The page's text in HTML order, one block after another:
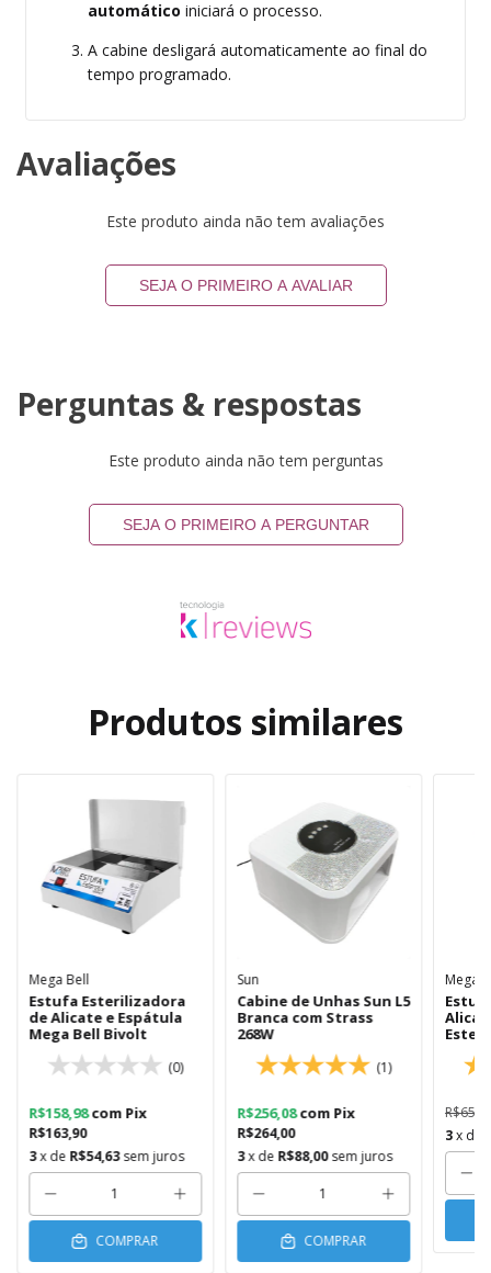
automático iniciará o processo.
A cabine desligará automaticamente ao final do
tempo programado.
Avaliações
Este produto ainda não tem avaliações
SEJA O PRIMEIRO A AVALIAR
Perguntas & respostas
Este produto ainda não tem perguntas
SEJA O PRIMEIRO A PERGUNTAR
Produtos similares
Mega Bell
Estufa Esterilizadora
de Alicate e Espátula
Mega Bell Bivolt
(0)
R$163,90
R$158,98com Pix
3x de R$54,63 sem juros
COMPRAR
Sun
Cabine de Unhas Sun L5
Branca com Strass
268W
(1)
R$264,00
R$256,08com Pix
3x de R$88,00 sem juros
COMPRAR
Mega
3 x de